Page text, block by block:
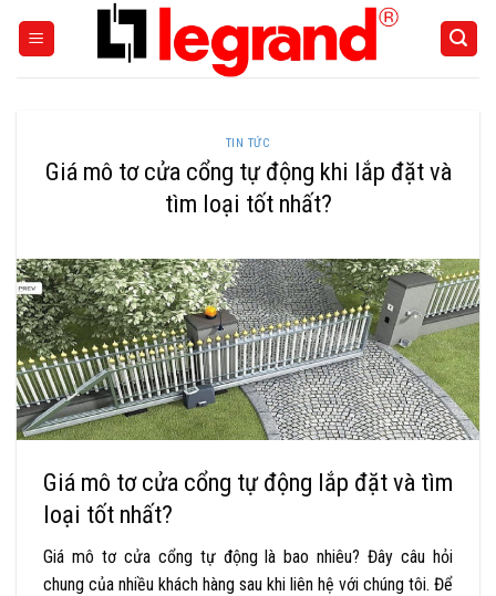
TIN TỨC
Giá mô tơ cửa cổng tự động khi lắp đặt và
tìm loại tốt nhất?
Giá mô tơ cửa cổng tự động lắp đặt và tìm
loại tốt nhất?
Giá mô tơ cửa cổng tự động làbao nhiêu? Đây câu hỏi
chung của nhiều khách hàng sau khi liên hệ với chúng tôi. Để